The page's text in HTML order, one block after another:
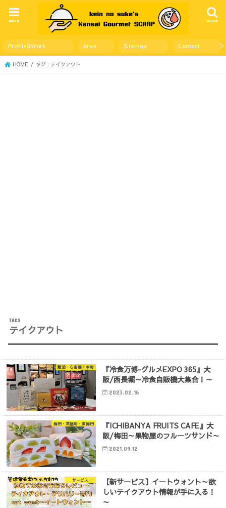
search
menu
Profile&Work Area Sitemap Contact
HOME タグ : テイクアウト
テイクアウト
難波・心斎橋・本町
『冷食万博-グルメEXPO 365』大
阪/西長堀～冷食自販機大集合！～
2023.02.16
梅田・茶屋町・東梅田
『ICHIBANYA FRUITS CAFE』大
阪/梅田～果物屋のフルーツサンド～
2021.09.12
サービス
【新サービス】イートウォント～欲
しいテイクアウト情報が手に入る！
～